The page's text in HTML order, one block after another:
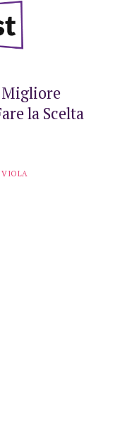
Migliore
la Scelta
VIOLA